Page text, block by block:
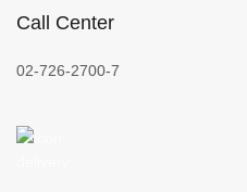
Call Center
02-726-2700-7